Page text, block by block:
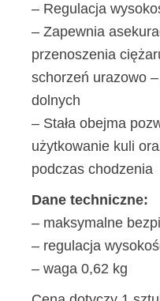
– Regulacja
– Zapewnia
przenoszenia
schorzeń urazowo
dolnych
– Stała obejma
użytkowanie kuli
podczas chodzenia
Dane techniczne:
– maksymalne
– regulacja
– waga 0,62 kg